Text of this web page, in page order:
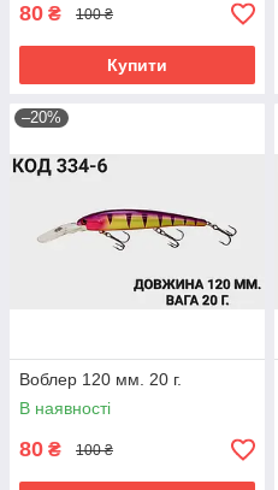
80 ₴ 100 ₴
Купити
–20%
Воблер 120 мм. 20 г.
В наявності
80 ₴ 100 ₴